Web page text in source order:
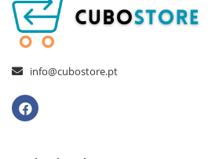
info@cubostore.pt